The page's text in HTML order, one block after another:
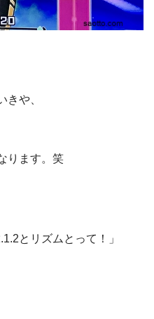
きや、
ります。笑
とリズムとって！」